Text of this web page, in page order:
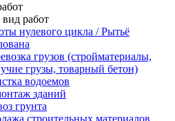
работ
нулевого цикла / Рытьё
грузов (стройматериалы,
грузы, товарный бетон)
водоемов
зданий
грунта